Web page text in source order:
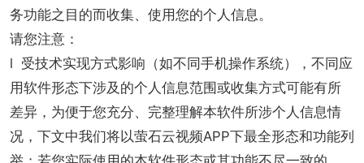
务功能之目的而收集、使用您的个人信息。
请您注意：
l 受技术实现方式影响（如不同手机操作系统），不同应
用软件形态下涉及的个人信息范围或收集方式可能有所
差异，为便于您充分、完整理解本软件所涉个人信息情
况，下文中我们将以萤石云视频APP下最全形态和功能列